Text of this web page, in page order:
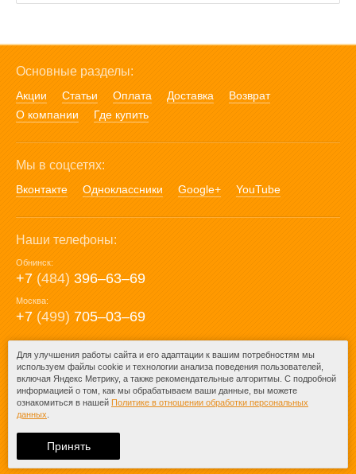
Основные разделы:
Акции Статьи Оплата Доставка
Возврат
О компании
Где купить
Мы в соцсетях:
Вконтакте Одноклассники Google+ YouTube
Наши телефоны:
Обнинск:
+7 (484) 396‒63‒69
Москва:
+7 (499) 705‒03‒69
E-mail:
mail@posuda40.ru
При любом копировании информации
ссылка на
Для улучшения работы сайта и его адаптации к вашим потребностям мы
используем файлы cookie и технологии анализа поведения пользователей,
включая Яндекс Метрику, а также рекомендательные алгоритмы. С подробной
информацией о том, как мы обрабатываем ваши данные, вы можете
ознакомиться в нашей Политике в отношении обработки персональных
данных
Принять